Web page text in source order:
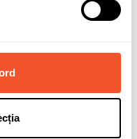
(dreapta +)